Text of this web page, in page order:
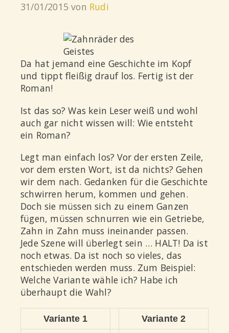
31/01/2015 von Rudi
Da hat jemand eine Geschichte im Kopf
und tippt fleißig drauf los. Fertig ist der
Roman!
Ist das so? Was kein Leser weiß und wohl
auch gar nicht wissen will: Wie entsteht
ein Roman?
Legt man einfach los? Vor der ersten Zeile,
vor dem ersten Wort, ist da nichts? Gehen
wir dem nach. Gedanken für die Geschichte
schwirren herum, kommen und gehen.
Doch sie müssen sich zu einem Ganzen
fügen, müssen schnurren wie ein Getriebe,
Zahn in Zahn muss ineinander passen.
Jede Szene will überlegt sein … HALT! Da ist
noch etwas. Da ist noch so vieles, das
entschieden werden muss. Zum Beispiel:
Welche Variante wähle ich? Habe ich
überhaupt die Wahl?
Variante 1 Variante 2